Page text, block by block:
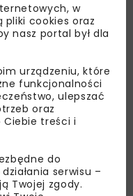
Sp. z o.o.
– kierunki
Wysokowski,
Rzeczypospolitej
dr hab.
Kolejowe S.A.
prof. IBDiM,
w
pliki cookies oraz
nasz portal był dla
urządzeniu, które
funkcjonalności
ulepszać
oraz
treści i
do
serwisu –
Twojej zgody.